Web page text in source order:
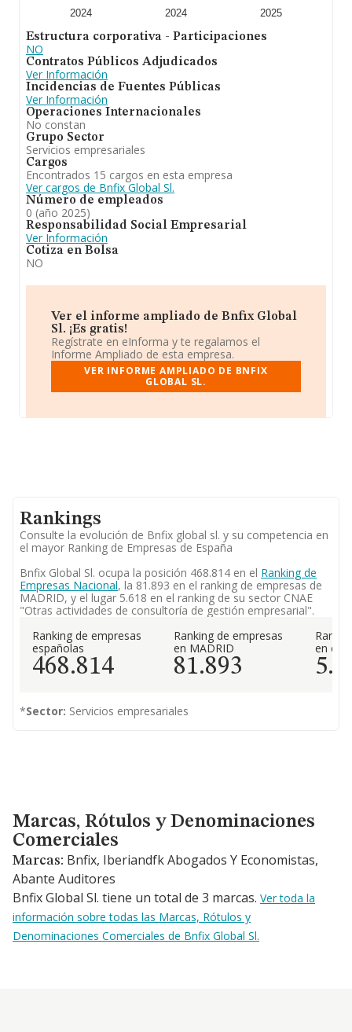
realización de auditoría de cuentas. En cuanto a la
posición en el ranking de la provincia de Madrid, la
empresa ha perdido posiciones frente al 2024.
2024 2024 2025
Estructura corporativa - Participaciones
NO
Contratos Públicos Adjudicados
Ver Información
Incidencias de Fuentes Públicas
Ver Información
Operaciones Internacionales
No constan
Grupo Sector
Servicios empresariales
Cargos
Encontrados 15 cargos en esta empresa
Ver cargos de Bnfix Global Sl.
Número de empleados
0 (año 2025)
Responsabilidad Social Empresarial
Ver Información
Cotiza en Bolsa
NO
Ver el informe ampliado de Bnfix Global
Sl. ¡Es gratis!
Regístrate en eInforma y te regalamos el
Informe Ampliado de esta empresa.
VER INFORME AMPLIADO DE BNFIX
GLOBAL SL.
Rankings
Consulte la evolución de Bnfix global sl. y su competencia en
el mayor Ranking de Empresas de España
Bnfix Global Sl. ocupa la posición 468.814 en el Ranking de
Empresas Nacional, la 81.893 en el ranking de empresas de
MADRID, y el lugar 5.618 en el ranking de su sector CNAE
"Otras actividades de consultoría de gestión empresarial".
Ranking de empresas
españolas
468.814
Ranking de empresas
en MADRID
81.893
en el
*Sector: Servicios empresariales
Marcas, Rótulos y Denominaciones Comerciales
Marcas, Rótulos y Denominaciones
Comerciales
Marcas: Bnfix, Iberiandfk Abogados Y Economistas,
Abante Auditores
Bnfix Global Sl. tiene un total de 3 marcas. Ver toda la
información sobre todas las Marcas, Rótulos y
Denominaciones Comerciales de Bnfix Global Sl.